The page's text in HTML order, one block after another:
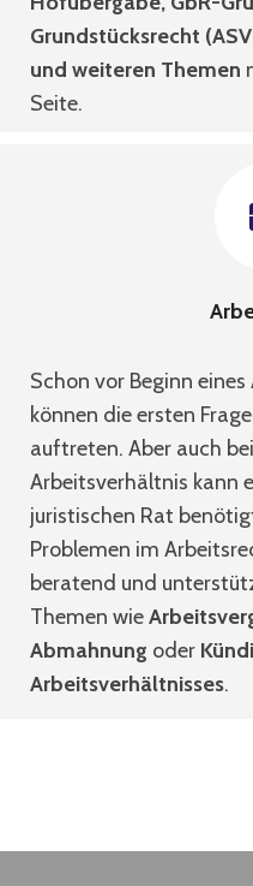
Grundstücksrecht
und weiteren Themen
Seite.
Schon vor Beginn
können die ersten
auftreten. Aber auch
Arbeitsverhältnis kann
juristischen Rat
Problemen im
beratend und
Themen wie
Abmahnung oder
Arbeitsverhältnisses.